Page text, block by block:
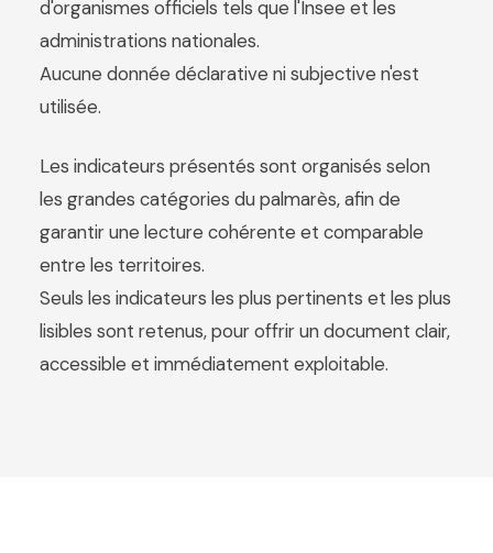
d'organismes officiels tels que l'Insee et les
administrations nationales.
Aucune donnée déclarative ni subjective n'est
utilisée.
Les indicateurs présentés sont organisés selon
les grandes catégories du palmarès, afin de
garantir une lecture cohérente et comparable
entre les territoires.
Seuls les indicateurs les plus pertinents et les plus
lisibles sont retenus, pour offrir un document clair,
accessible et immédiatement exploitable.